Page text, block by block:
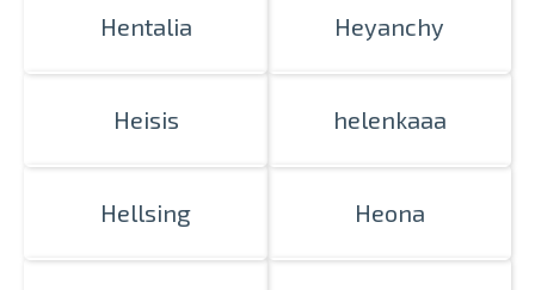
Hentalia Heyanchy
Heisis helenkaaa
Hellsing Heona